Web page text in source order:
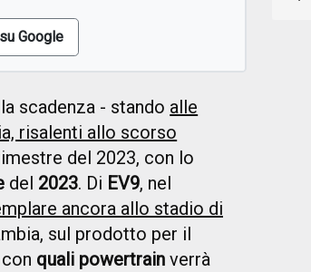
Google
scadenza - stando alle
risalenti allo scorso
del 2023, con lo
del 2023. Di EV9, nel
ancora allo stadio di
sul prodotto per il
quali powertrain verrà